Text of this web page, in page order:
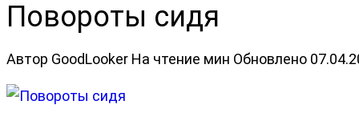
Повороты сидя
Автор GoodLooker На чтение мин Обновлено